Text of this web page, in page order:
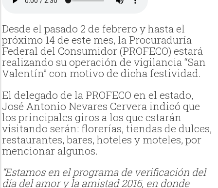
Desde el pasado 2 de febrero y hasta el
próximo 14 de este mes, la Procuraduría
Federal del Consumidor (PROFECO) estará
realizando su operación de vigilancia “San
Valentín” con motivo de dicha festividad.
El delegado de la PROFECO en el estado,
José Antonio Nevares Cervera indicó que
los principales giros a los que estarán
visitando serán: florerías, tiendas de dulces,
restaurantes, bares, hoteles y moteles, por
mencionar algunos.
“Estamos en el programa de verificación del
día del amor y la amistad 2016, en donde